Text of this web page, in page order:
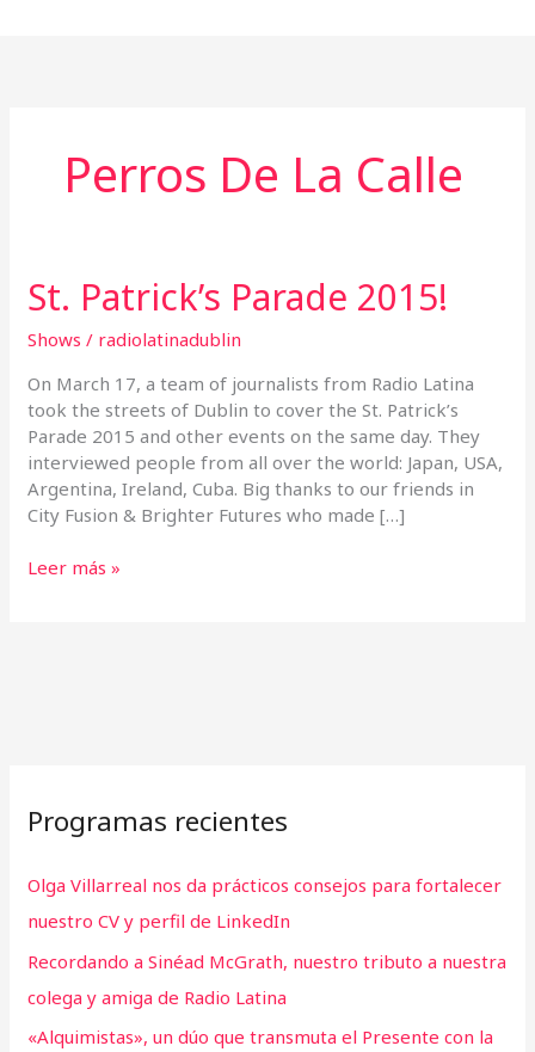
Perros De La Calle
St. Patrick’s Parade 2015!
Shows / radiolatinadublin
On March 17, a team of journalists from Radio Latina
took the streets of Dublin to cover the St. Patrick’s
Parade 2015 and other events on the same day. They
interviewed people from all over the world: Japan, USA,
Argentina, Ireland, Cuba. Big thanks to our friends in
City Fusion & Brighter Futures who made […]
St.
Patrick’s
Parade
Leer más »
Programas recientes
Olga Villarreal nos da prácticos consejos para fortalecer
nuestro CV y perfil de LinkedIn
Recordando a Sinéad McGrath, nuestro tributo a nuestra
colega y amiga de Radio Latina
«Alquimistas», un dúo que transmuta el Presente con la